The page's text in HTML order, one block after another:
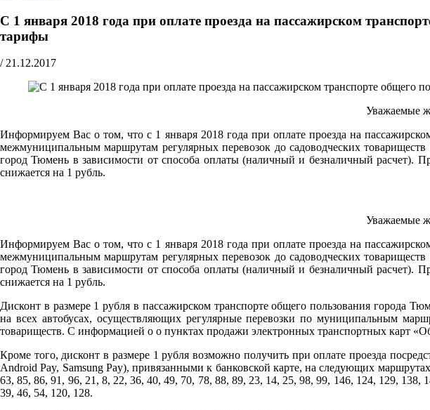
С 1 января 2018 года при оплате проезда на пассажирском
тарифы
/ 21.12.2017
Уважаемые
Информируем Вас о том, что с 1 января 2018 года при оплате проезда на
межмуниципальным маршрутам регулярных перевозок до садоводческих
город Тюмень в зависимости от способа оплаты (наличный и безналичный расчет).
снижается на 1 рубль.
Уважаемые
Информируем Вас о том, что с 1 января 2018 года при оплате проезда на
межмуниципальным маршрутам регулярных перевозок до садоводческих
город Тюмень в зависимости от способа оплаты (наличный и безналичный расчет).
снижается на 1 рубль.
Дисконт в размере 1 рубля в пассажирском транспорте общего пользования города
на всех автобусах, осуществляющих регулярные перевозки по муниципальным
товариществ. С информацией о о пунктах продажи электронных транспортных карт
Кроме того, дисконт в размере 1 рубля возможно получить при оплате проезда
Android Pay, Samsung Pay), привязанными к банковской карте, на следующих
63, 85, 86, 91, 96, 21, 8, 22, 36, 40, 49, 70, 78, 88, 89, 23, 14, 25, 98, 99, 146, 124, 129,
39, 46, 54, 120, 128.